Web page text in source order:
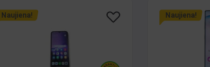
Naujiena! Naujiena!